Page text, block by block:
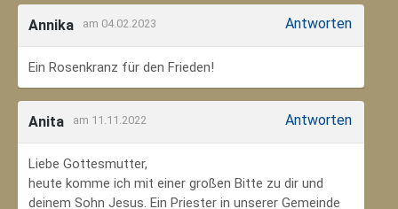
Annika am 04.02.2023 Antworten
Ein Rosenkranz für den Frieden!
Anita am 11.11.2022 Antworten
Liebe Gottesmutter,
heute komme ich mit einer großen Bitte zu dir und
deinem Sohn Jesus. Ein Priester in unserer Gemeinde